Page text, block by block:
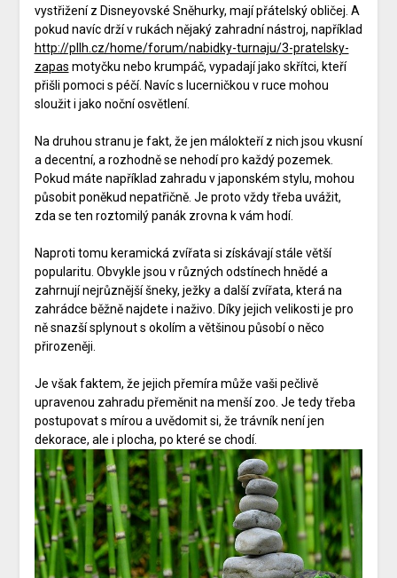
vystřižení z Disneyovské Sněhurky, mají přátelský obličej. A
pokud navíc drží v rukách nějaký zahradní nástroj, například
http://pllh.cz/home/forum/nabidky-turnaju/3-pratelsky-
zapas motyčku nebo krumpáč, vypadají jako skřítci, kteří
přišli pomoci s péčí. Navíc s lucerničkou v ruce mohou
sloužit i jako noční osvětlení.
Na druhou stranu je fakt, že jen málokteří z nich jsou vkusní
a decentní, a rozhodně se nehodí pro každý pozemek.
Pokud máte například zahradu v japonském stylu, mohou
působit poněkud nepatřičně. Je proto vždy třeba uvážit,
zda se ten roztomilý panák zrovna k vám hodí.
Naproti tomu keramická zvířata si získávají stále větší
popularitu. Obvykle jsou v různých odstínech hnědé a
zahrnují nejrůznější šneky, ježky a další zvířata, která na
zahrádce běžně najdete i naživo. Díky jejich velikosti je pro
ně snazší splynout s okolím a většinou působí o něco
přirozeněji.
Je však faktem, že jejich přemíra může vaši pečlivě
upravenou zahradu přeměnit na menší zoo. Je tedy třeba
postupovat s mírou a uvědomit si, že trávník není jen
dekorace, ale i plocha, po které se chodí.